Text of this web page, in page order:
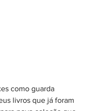
como guarda
livros que já foram